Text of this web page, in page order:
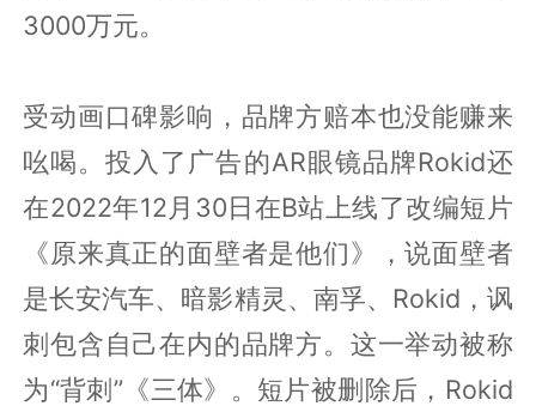
3000万元。
受动画口碑影响，品牌方赔本也没能赚来
吆喝。投入了广告的AR眼镜品牌Rokid还
在2022年12月30日在B站上线了改编短片
《原来真正的面壁者是他们》，说面壁者
是长安汽车、暗影精灵、南孚、Rokid，讽
刺包含自己在内的品牌方。这一举动被称
为“背刺”《三体》。短片被删除后，Rokid